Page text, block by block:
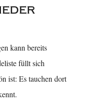
kann bereits
füllt sich
ist: Es tauchen dort